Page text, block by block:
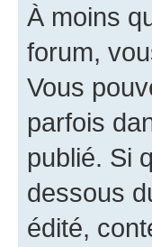
À moins
forum,
Vous
parfois
publié. Si
dessous
édité,